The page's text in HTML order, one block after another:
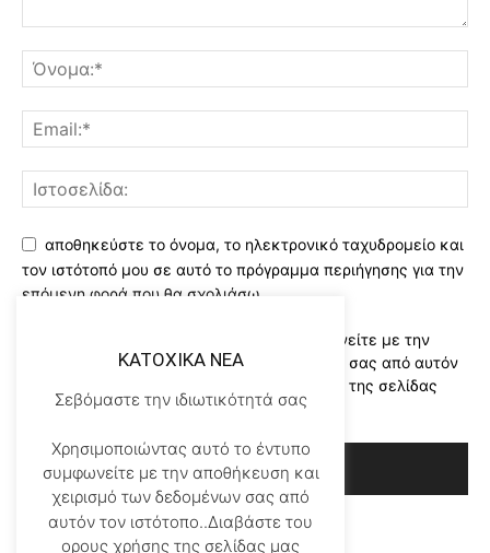
αποθηκεύστε το όνομα, το ηλεκτρονικό ταχυδρομείο και
τον ιστότοπό μου σε αυτό το πρόγραμμα περιήγησης για την
επόμενη φορά που θα σχολιάσω.
Χρησιμοποιώντας αυτό το έντυπο συμφωνείτε με την
αποθήκευση και χειρισμό των δεδομένων σας από αυτόν
τον ιστότοπο..Διαβάστε του ορους χρήσης της σελίδας
μας*
KATOXIKA NEA
Σεβόμαστε την ιδιωτικότητά σας
Χρησιμοποιώντας αυτό το έντυπο
συμφωνείτε με την αποθήκευση και
χειρισμό των δεδομένων σας από
αυτόν τον ιστότοπο..Διαβάστε του
ορους χρήσης της σελίδας μας